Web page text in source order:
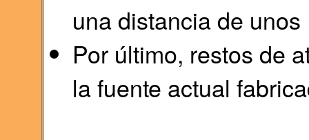
una distancia de unos
Por último, restos de
la fuente actual